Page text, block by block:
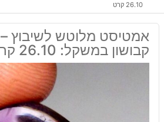
26.10 קרט
אמטיסט מלוטש לשיבוץ –
קבושון במשקל: 26.10 קרט